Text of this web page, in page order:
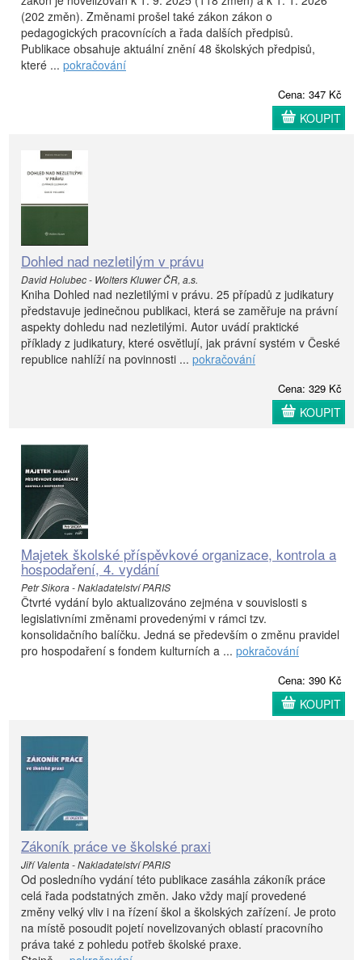
(202 změn). Změnami prošel také zákon zákon o
pedagogických pracovnících a řada dalších předpisů.
Publikace obsahuje aktuální znění 48 školských předpisů,
které ... pokračování
Cena: 347 Kč
KOUPIT
Dohled nad nezletilým v právu
David Holubec - Wolters Kluwer ČR, a.s.
Kniha Dohled nad nezletilými v právu. 25 případů z judikatury
představuje jedinečnou publikaci, která se zaměřuje na právní
aspekty dohledu nad nezletilými. Autor uvádí praktické
příklady z judikatury, které osvětlují, jak právní systém v České
republice nahlíží na povinnosti ... pokračování
Cena: 329 Kč
KOUPIT
Majetek školské příspěvkové organizace, kontrola a
hospodaření, 4. vydání
Petr Sikora - Nakladatelství PARIS
Čtvrté vydání bylo aktualizováno zejména v souvislosti s
legislativními změnami provedenými v rámci tzv.
konsolidačního balíčku. Jedná se především o změnu pravidel
pro hospodaření s fondem kulturních a ... pokračování
Cena: 390 Kč
KOUPIT
Zákoník práce ve školské praxi
Jiří Valenta - Nakladatelství PARIS
Od posledního vydání této publikace zasáhla zákoník práce
celá řada podstatných změn. Jako vždy mají provedené
změny velký vliv i na řízení škol a školských zařízení. Je proto
na místě posoudit pojetí novelizovaných oblastí pracovního
práva také z pohledu potřeb školské praxe.